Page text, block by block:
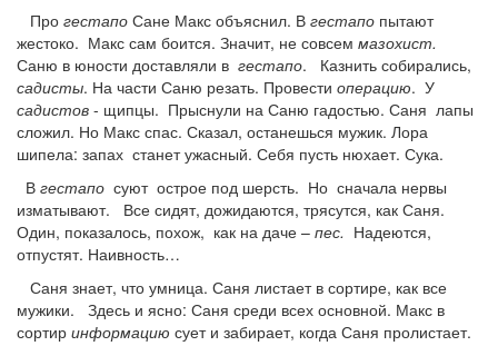
Про гестапо Сане Макс объяснил. В гестапо пытают
жестоко. Макс сам боится. Значит, не совсем мазохист.
Саню в юности доставляли в гестапо. Казнить собирались,
садисты. На части Саню резать. Провести операцию. У
садистов - щипцы. Прыснули на Саню гадостью. Саня лапы
сложил. Но Макс спас. Сказал, останешься мужик. Лора
шипела: запах станет ужасный. Себя пусть нюхает. Сука.
В гестапо суют острое под шерсть. Но сначала нервы
изматывают. Все сидят, дожидаются, трясутся, как Саня.
Один, показалось, похож, как на даче – пес. Надеются,
отпустят. Наивность…
Саня знает, что умница. Саня листает в сортире, как все
мужики. Здесь и ясно: Саня среди всех основной. Макс в
сортир информацию сует и забирает, когда Саня пролистает.